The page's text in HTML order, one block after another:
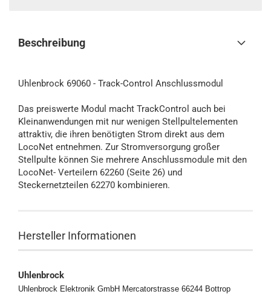
Beschreibung
Uhlenbrock 69060 - Track-Control Anschlussmodul
Das preiswerte Modul macht TrackControl auch bei
Kleinanwendungen mit nur wenigen Stellpultelementen
attraktiv, die ihren benötigten Strom direkt aus dem
LocoNet entnehmen. Zur Stromversorgung großer
Stellpulte können Sie mehrere Anschlussmodule mit den
LocoNet- Verteilern 62260 (Seite 26) und
Steckernetzteilen 62270 kombinieren.
Hersteller Informationen
Uhlenbrock
Uhlenbrock Elektronik GmbH Mercatorstrasse 66244 Bottrop